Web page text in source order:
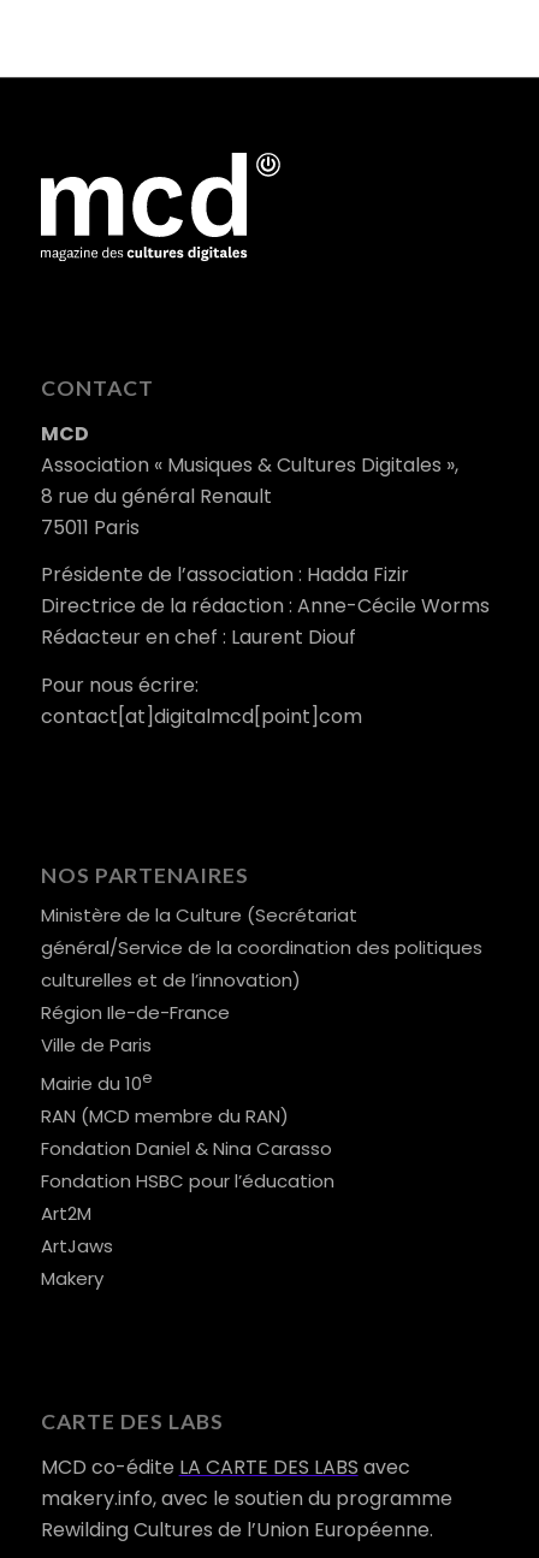
CONTACT
MCD
Association « Musiques & Cultures Digitales »,
8 rue du général Renault
75011 Paris
Présidente de l’association : Hadda Fizir
Directrice de la rédaction : Anne-Cécile Worms
Rédacteur en chef : Laurent Diouf
Pour nous écrire:
contact[at]digitalmcd[point]com
NOS PARTENAIRES
Ministère de la Culture (Secrétariat
général/Service de la coordination des politiques
culturelles et de l’innovation)
Région Ile-de-France
Ville de Paris
Mairie du 10e
RAN (MCD membre du RAN)
Fondation Daniel & Nina Carasso
Fondation HSBC pour l’éducation
Art2M
ArtJaws
Makery
CARTE DES LABS
MCD co-édite LA CARTE DES LABS avec
makery.info, avec le soutien du programme
Rewilding Cultures de l’Union Européenne.